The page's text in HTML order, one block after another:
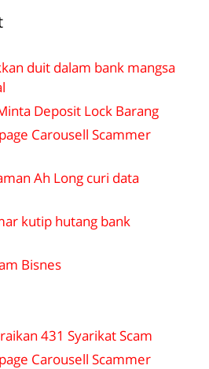
duit dalam bank mangsa
Deposit Lock Barang
Carousell Scammer
Ah Long curi data
kutip hutang bank
Bisnes
431 Syarikat Scam
Carousell Scammer